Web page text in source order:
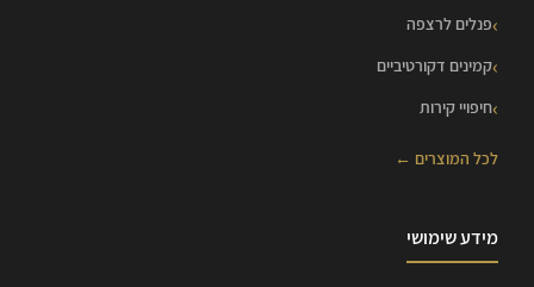
פנלים לרצפה
קמינים דקורטיביים
חיפויי קירות
לכל המוצרים ←
מידע שימושי